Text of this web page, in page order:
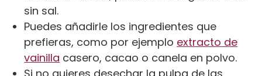
sin sal.
Puedes añadirle los ingredientes que
prefieras, como por ejemplo extracto de
vainilla casero, cacao o canela en polvo.